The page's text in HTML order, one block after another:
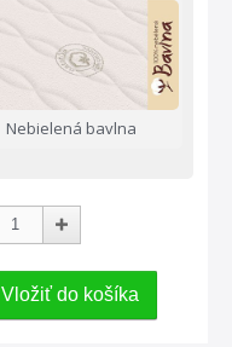
Nebielená bavlna
Vložiť do košíka